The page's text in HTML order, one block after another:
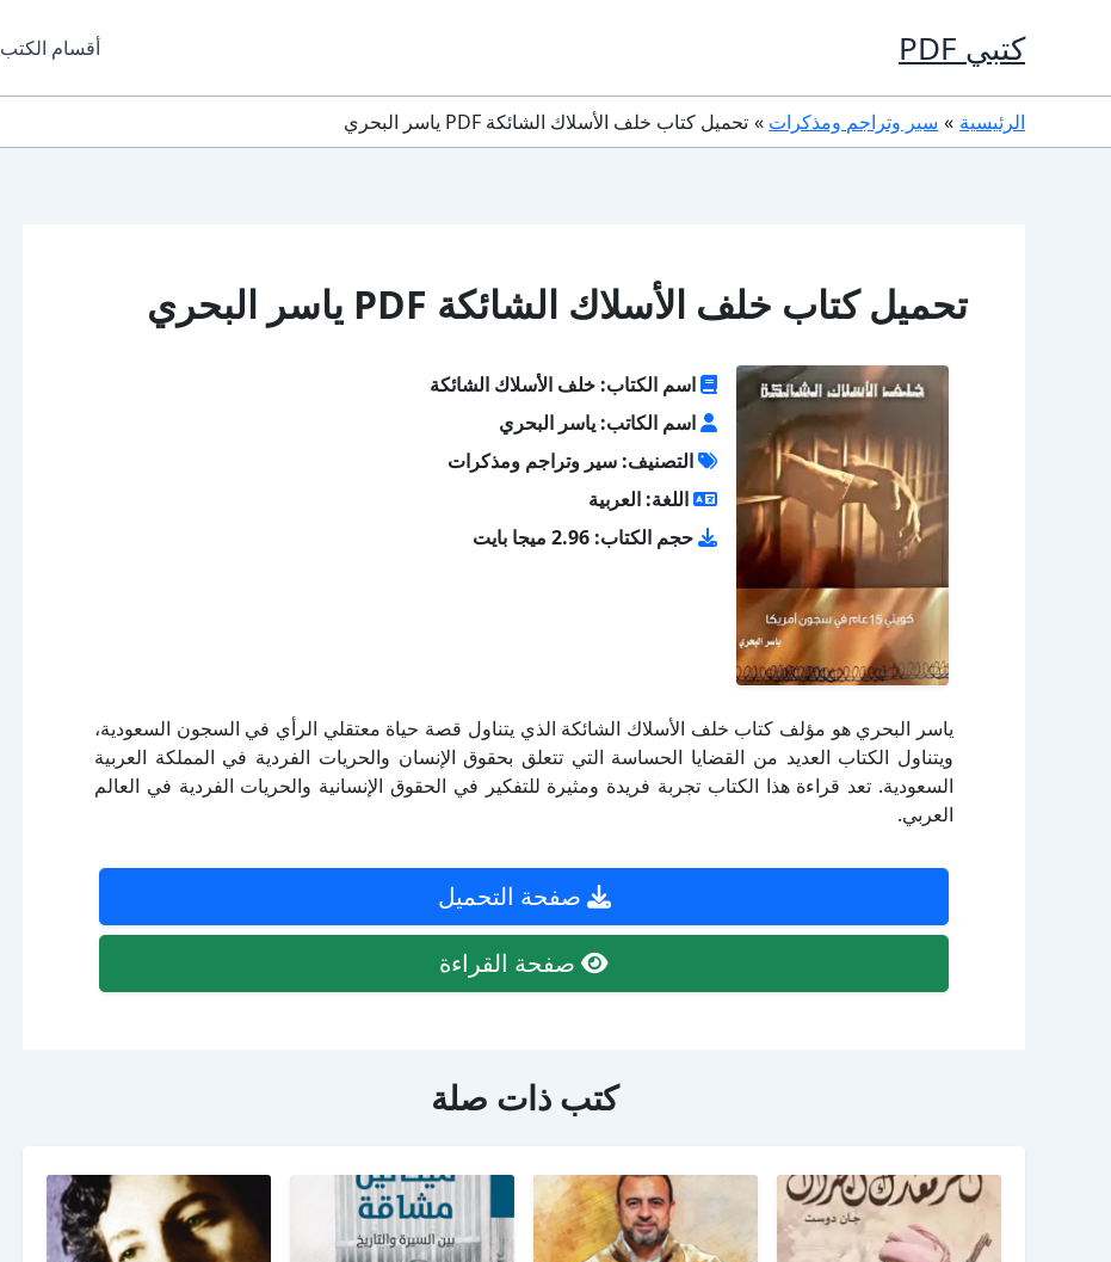
كتبي PDF أقسام الكتب
الرئيسية سير وتراجم ومذكرات تحميل كتاب خلف الأسلاك الشائكة PDF ياسر البحري
تحميل كتاب خلف الأسلاك الشائكة PDF ياسر البحري
اسم الكتاب: خلف الأسلاك الشائكة
اسم الكاتب: ياسر البحري
التصنيف: سير وتراجم ومذكرات
اللغة: العربية
حجم الكتاب: 2.96 ميجا بايت
ياسر البحري هو مؤلف كتاب خلف الأسلاك الشائكة الذي يتناول قصة حياة معتقلي الرأي في السجون السعودية،
ويتناول الكتاب العديد من القضايا الحساسة التي تتعلق بحقوق الإنسان والحريات الفردية في المملكة العربية
السعودية. تعد قراءة هذا الكتاب تجربة فريدة ومثيرة للتفكير في الحقوق الإنسانية والحريات الفردية في العالم
العربي.
صفحة التحميل
صفحة القراءة
كتب ذات صلة